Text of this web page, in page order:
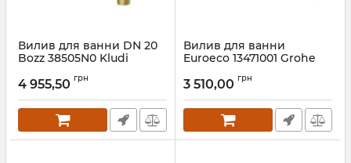
Вилив для ванни DN 20
Bozz 38505N0 Kludi
4 955,50 грн
Вилив для ванни
Euroeco 13471001 Grohe
3 510,00 грн